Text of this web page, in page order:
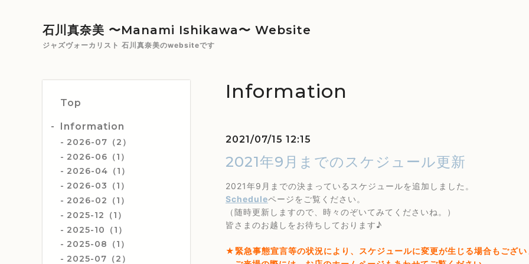
石川真奈美 〜Manami Ishikawa〜 Website
ジャズヴォーカリスト 石川真奈美のwebsiteです
Top
Information
2026-07（2）
2026-06（1）
2026-04（1）
2026-03（1）
2026-02（1）
2025-12（1）
2025-10（1）
2025-08（1）
2025-07（2）
Information
2021/07/15 12:15
2021年9月までのスケジュール更新
2021年9月までの決まっているスケジュールを追加しました。
Scheduleページをご覧ください。
（随時更新しますので、時々のぞいてみてくださいね。）
皆さまのお越しをお待ちしております♪
★緊急事態宣言等の状況により、スケジュールに変更が生じる場合もござい